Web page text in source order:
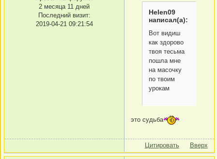
2 месяца 11 дней
Последний визит:
2019-04-21 09:21:54
Helen09
написал(а):
Вот видиш
как здорово
твоя тесьма
пошла мне
на масочку
по твоим
урокам
это судьба
Цитировать Вверх